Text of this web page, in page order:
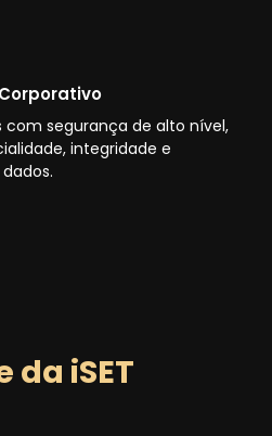
com segurança de alto nível,
integridade e
da iSET